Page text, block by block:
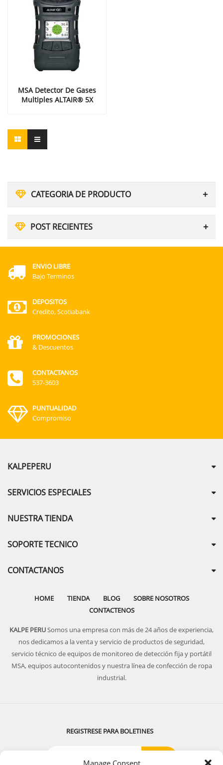
Manage Consent
CATEGORIA DE PRODUCTO
POST RECIENTES
MSA Detector De Gases
Multiples ALTAIR® 5X
ENVIO LIBRE
Bajo Terminos
DEPOSITOS
Credito, Scotiabank
PROMOCIONES
& Descuentos
CONTACTANOS
537-3603
PUNTUALIDAD
Compromiso
KALPEPERU
SERVICIOS ESPECIALES
NUESTRA TIENDA
SOPORTE TECNICO
CONTACTANOS
HOME TIENDA BLOG
SOBRE NOSOTROS
CONTACTENOS
KALPE PERUSomos una empresa con más de 24 años de experiencia,
nos dedicamos a la venta y servicio de productos de seguridad,
servicio técnico de equipos de monitoreo de detección fija y portátil
MSA, equipos autocontenidos y nuestra línea de confección de ropa
industrial.
REGISTRESE PARA BOLETINES